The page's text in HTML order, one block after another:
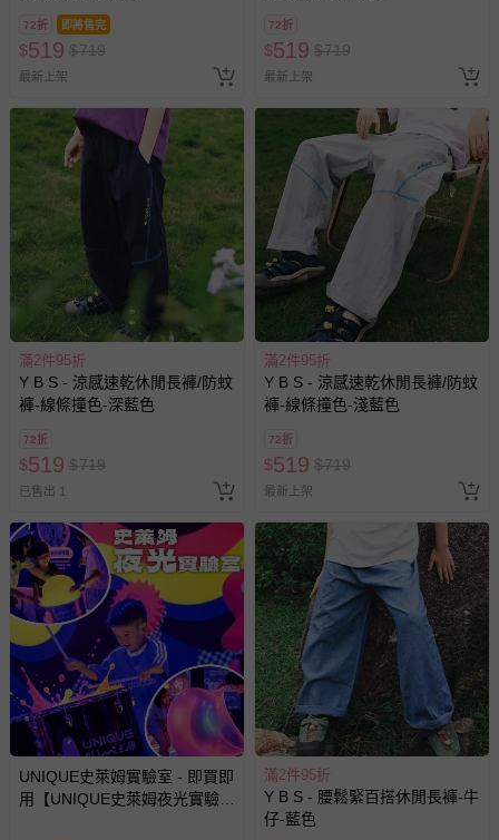
如需退換貨，請於收到商品7天（含例假日內提出），如為
瑕疵退換貨所產生的運費，將由媽咪愛負責處理，若非瑕疵
退貨，您可至『查詢訂單』>『已出貨』中查詢該筆訂單，
並點選『我要退貨』即可進行申請。若有相關退貨問題，請
至媽咪愛LINE@客服ID: @mamilove
我們將依序為您處理
與服務，謝謝。
針對滿件折/滿額贈…等活動，如因部份退貨，而該訂單保
留商品未達活動門檻，將以原價計算，活動贈品亦需一併退
回。
部分商品依據消費者保護法的規定，不適用七天鑑賞期/猶
豫期範圍：
易於腐敗、保存期限較短或解約時即將逾期（例如生鮮
商品、食品等）。
報紙、期刊或雜誌（惟書籍如經拆封、使用，則酌收整
等）。
非以有形媒介提供之數位內容或一經提供即為完成之線
上服務，經消費者事先同意始提供（例如線上課程、遊
戲或活動點數等）。
已拆封之以下類型商品：
-個人衛生用品（例如尿布、貼身衣物、泳裝、襪子、地
墊、寢具類等）。
-新生兒親膚衣物（嬰幼兒包巾與背巾、包屁衣、學習
褲、紗布衣等）。
-接觸性孕哺產品（奶嘴、奶瓶、擠乳器、哺乳衣、托腹
帶束縛衣、餐搖椅等）。
-其他原廠盒裝商品封口處已貼上「不可拆封」，或具警
72折 即將售完
$519 $719
最新上架
72折
$519 $719
最新上架
滿2件95折
Y B S - 涼感速乾休閒長褲/防蚊
褲-線條撞色-深藍色
72折
$519 $719
已售出 1
滿2件95折
Y B S - 涼感速乾休閒長褲/防蚊
褲-線條撞色-淺藍色
72折
$519 $719
最新上架
UNIQUE史萊姆實驗室 - 即買即
用【UNIQUE史萊姆夜光實驗室
滿2件95折
Y B S - 腰鬆緊百搭休閒長褲-牛
仔-藍色